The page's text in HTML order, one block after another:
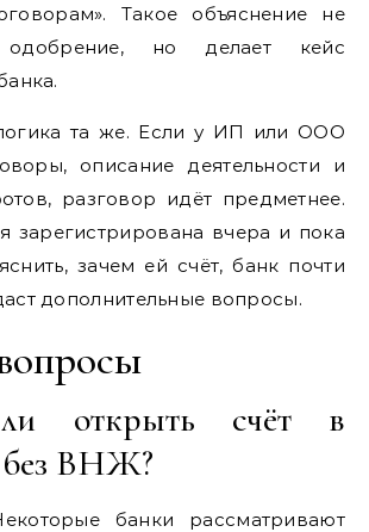
Такое объяснение не
одобрение, но делает кейс
та же. Если у ИП или ООО
описание деятельности и
разговор идёт предметнее.
зарегистрирована вчера и пока
зачем ей счёт, банк почти
дополнительные вопросы.
открыть счёт в
ВНЖ?
банки рассматривают